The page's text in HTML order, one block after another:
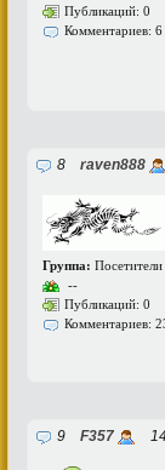
Публикаций: 0
Комментариев: 6
8 raven888
Группа: Посетители
--
Публикаций: 0
Комментариев:
9 F357